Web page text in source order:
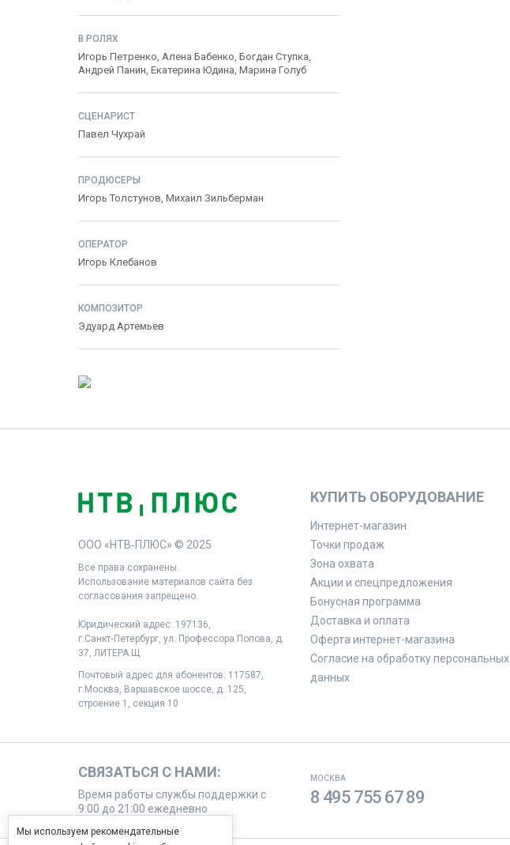
В РОЛЯХ
Игорь Петренко, Алена Бабенко, Богдан Ступка,
Андрей Панин, Екатерина Юдина, Марина Голуб
СЦЕНАРИСТ
Павел Чухрай
ПРОДЮСЕРЫ
Игорь Толстунов, Михаил Зильберман
ОПЕРАТОР
Игорь Клебанов
КОМПОЗИТОР
Эдуард Артемьев
ООО «НТВ‑ПЛЮС» © 2025
Все права сохранены.
Использование материалов сайта без
согласования запрещено.
Юридический адрес: 197136,
г.Санкт‑Петербург, ул. Профессора Попова, д.
37, ЛИТЕРА Щ
Почтовый адрес для абонентов: 117587,
г.Москва, Варшавское шоссе, д. 125,
строение 1, секция 10
КУПИТЬ ОБОРУДОВАНИЕ
Интернет-магазин
Точки продаж
Зона охвата
Акции и спецпредложения
Бонусная программа
Доставка и оплата
Оферта интернет-магазина
Согласие на обработку персональных
данных
СВЯЗАТЬСЯ С НАМИ:
Время работы службы поддержки с
9:00 до 21:00 ежедневно
МОСКВА
8 495 755 67 89
Мы используем рекомендательные